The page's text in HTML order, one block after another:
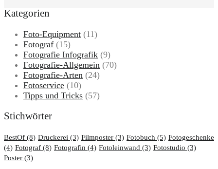
Kategorien
Foto-Equipment (11)
Fotograf (15)
Fotografie Infografik (9)
Fotografie-Allgemein (70)
Fotografie-Arten (24)
Fotoservice (10)
Tipps und Tricks (57)
Stichwörter
BestOf (8) Druckerei (3) Filmposter (3) Fotobuch (5) Fotogeschenke
(4) Fotograf (8) Fotografin (4) Fotoleinwand (3) Fotostudio (3)
Poster (3)